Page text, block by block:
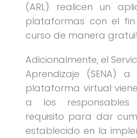
(ARL) realicen un
plataformas con el
curso de manera
Adicionalmente, el
Aprendizaje (SENA)
plataforma virtual
a los responsables
requisito para dar
establecido en la